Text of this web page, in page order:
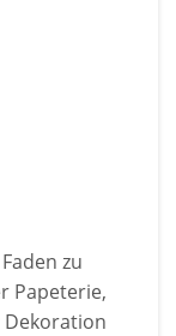
zu
Papeterie,